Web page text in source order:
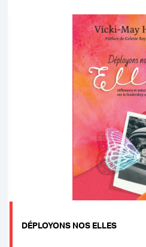
DÉPLOYONS NOS ELLES